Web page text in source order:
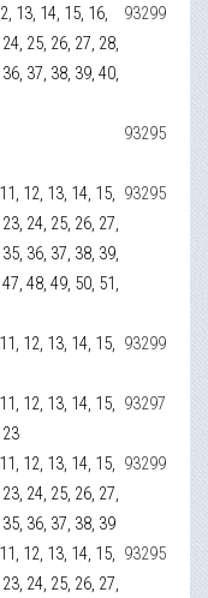
13, 14, 15, 16,
25, 26, 27, 28,
37, 38, 39, 40,
93299
93295
12, 13, 14, 15,
24, 25, 26, 27,
36, 37, 38, 39,
48, 49, 50, 51,
93295
12, 13, 14, 15, 93299
12, 13, 14, 15, 93297
12, 13, 14, 15,
24, 25, 26, 27,
36, 37, 38, 39
93299
12, 13, 14, 15,
24, 25, 26, 27,
93295